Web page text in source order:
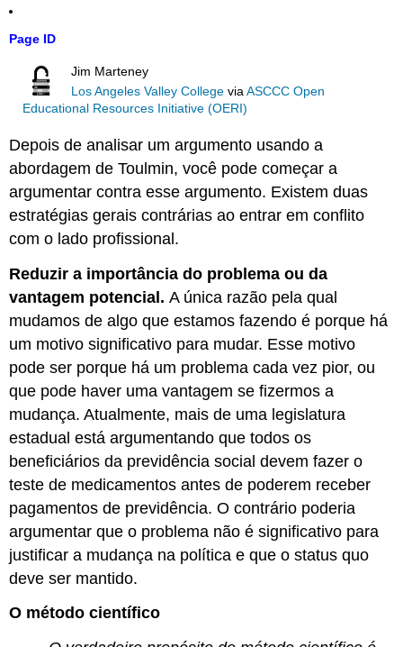
Page ID
Jim Marteney
Los Angeles Valley College viaASCCC Open
Educational Resources Initiative (OERI)
Depois de analisar um argumento usando a
abordagem de Toulmin, você pode começar a
argumentar contra esse argumento. Existem duas
estratégias gerais contrárias ao entrar em conflito
com o lado profissional.
Reduzir a importância do problema ou da
vantagem potencial.A única razão pela qual
mudamos de algo que estamos fazendo é porque há
um motivo significativo para mudar. Esse motivo
pode ser porque há um problema cada vez pior, ou
que pode haver uma vantagem se fizermos a
mudança. Atualmente, mais de uma legislatura
estadual está argumentando que todos os
beneficiários da previdência social devem fazer o
teste de medicamentos antes de poderem receber
pagamentos de previdência. O contrário poderia
argumentar que o problema não é significativo para
justificar a mudança na política e que o status quo
deve ser mantido.
O método científico